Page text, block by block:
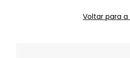
Voltar para a